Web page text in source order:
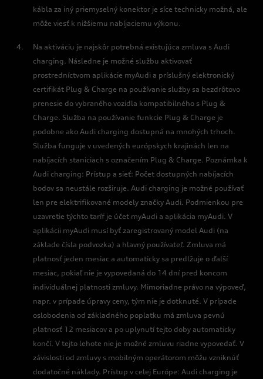
kábla za iný priemyselný konektor je síce technicky možná, ale
môže viesť k nižšiemu nabíjaciemu výkonu.
Na aktiváciu je najskôr potrebná existujúca zmluva s Audi
charging. Následne je možné službu aktivovať
prostredníctvom aplikácie myAudi a príslušný elektronický
certifikát Plug & Charge na používanie služby sa bezdrôtovo
prenesie do vybraného vozidla kompatibilného s Plug &
Charge. Služba na používanie funkcie Plug & Charge je
podobne ako Audi charging dostupná na mnohých trhoch.
Služba funguje v uvedených európskych krajinách len na
nabíjacích staniciach s označením Plug & Charge. Poznámka k
Audi charging: Prístup a sieť: Počet dostupných nabíjacích
bodov sa neustále rozširuje. Audi charging je možné používať
len pre elektrifikované modely značky Audi. Podmienkou pre
uzavretie týchto taríf je účet myAudi a aplikácia myAudi. V
aplikácii myAudi musí byť zaregistrovaný model Audi (na
základe čísla podvozka) a hlavný používateľ. Zmluva má
platnosť jeden mesiac a automaticky sa predlžuje o ďalší
mesiac, pokiaľ nie je vypovedaná do 14 dní pred koncom
individuálnej platnosti zmluvy. Mimoriadne právo na výpoveď,
napr. v prípade úpravy ceny, tým nie je dotknuté. V prípade
oslobodenia od základného poplatku má zmluva pevnú
platnosť 12 mesiacov a po uplynutí tejto doby automaticky
končí. V tejto lehote nie je možné zmluvu riadne vypovedať. V
závislosti od zmluvy s mobilným operátorom môžu vzniknúť
dodatočné náklady. Prístup v celej Európe: Audi charging je